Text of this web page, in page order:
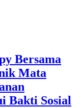
Bersama
Mata
Bakti Sosial